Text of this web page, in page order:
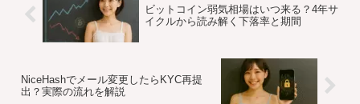
ビットコイン弱気相場はいつ来る？4年サ
イクルから読み解く下落率と期間
NiceHashでメール変更したらKYC再提
出？実際の流れを解説